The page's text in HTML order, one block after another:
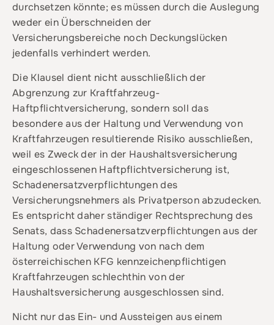
durchsetzen könnte; es müssen durch die Auslegung
weder ein Überschneiden der
Versicherungsbereiche noch Deckungslücken
jedenfalls verhindert werden.
Die Klausel dient nicht ausschließlich der
Abgrenzung zur Kraftfahrzeug-
Haftpflichtversicherung, sondern soll das
besondere aus der Haltung und Verwendung von
Kraftfahrzeugen resultierende Risiko ausschließen,
weil es Zweck der in der Haushaltsversicherung
eingeschlossenen Haftpflichtversicherung ist,
Schadenersatzverpflichtungen des
Versicherungsnehmers als Privatperson abzudecken.
Es entspricht daher ständiger Rechtsprechung des
Senats, dass Schadenersatzverpflichtungen aus der
Haltung oder Verwendung von nach dem
österreichischen KFG kennzeichenpflichtigen
Kraftfahrzeugen schlechthin von der
Haushaltsversicherung ausgeschlossen sind.
Nicht nur das Ein- und Aussteigen aus einem